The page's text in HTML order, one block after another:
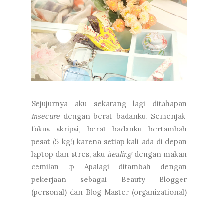
Sejujurnya aku sekarang lagi ditahapan
insecure dengan berat badanku. Semenjak
fokus skripsi, berat badanku bertambah
pesat (5 kg!) karena setiap kali ada di depan
laptop dan stres, aku healingdengan makan
cemilan :p Apalagi ditambah dengan
pekerjaan sebagai Beauty Blogger
(personal) dan Blog Master (organizational)